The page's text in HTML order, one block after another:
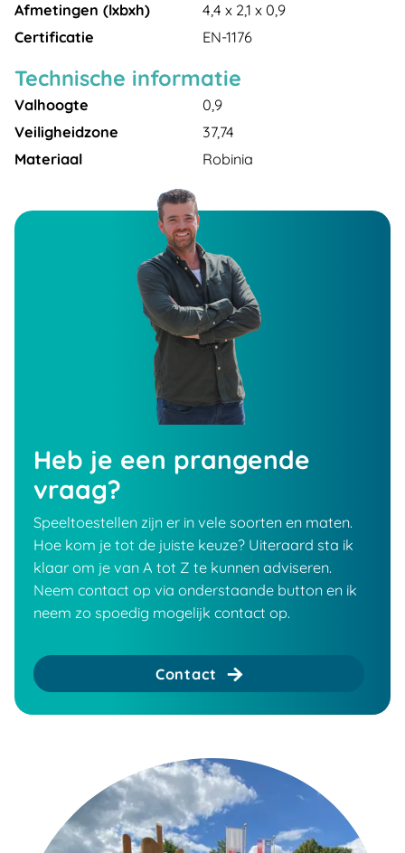
Afmetingen (lxbxh)
4,4 x 2,1 x 0,9
Certificatie
EN-1176
Technische informatie
Valhoogte
0,9
Veiligheidzone
37,74
Materiaal
Robinia
Heb je een prangende
vraag?
Speeltoestellen zijn er in vele soorten en maten.
Hoe kom je tot de juiste keuze? Uiteraard sta ik
klaar om je van A tot Z te kunnen adviseren.
Neem contact op via onderstaande button en ik
neem zo spoedig mogelijk contact op.
Contact